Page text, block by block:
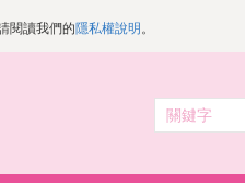
閱讀我們的隱私權說明 。